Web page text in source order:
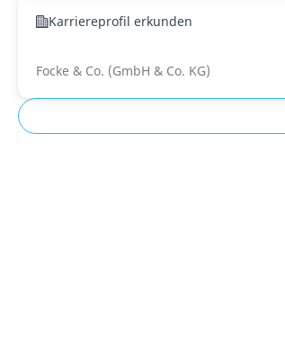
Karriereprofil erkunden
Focke & Co. (GmbH & Co. KG)